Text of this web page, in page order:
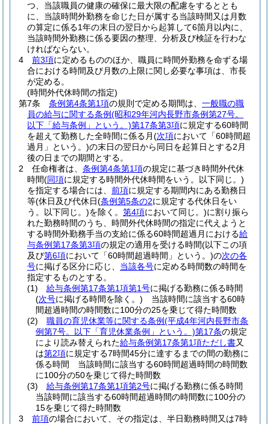
つ、当該職員の健康の確保に最大限の配慮をするととも
に、当該時間外勤務を命じた日が属する当該時間又は月数
の算定に係る1年の末日の翌日から起算して6箇月以内に、
当該時間外勤務に係る要因の整理、分析及び検証を行わな
ければならない。
4
前3項に定めるもののほか、職員に時間外勤務を命ずる場
合における時間及び月数の上限に関し必要な事項は、市長
が定める。
(時間外代休時間の指定)
第7条
条例第4条第1項の規則で定める期間は、 一般職の職
員の給与に関する条例(昭和29年河内長野市条例第27号。
以下「給与条例」という。)第17条第3項に規定する60時間
を超えて勤務した全時間に係る月(次項において「60時間超
過月」という。)の末日の翌日から同日を起算日とする2月
後の日までの期間とする。
2
任命権者は、 条例第4条第1項の規定に基づき時間外代休
時間(同項に規定する時間外代休時間をいう。以下同じ。)
を指定する場合には、 前項に規定する期間内にある勤務日
等(休日及び代休日(条例第5条の2に規定する代休日をい
う。以下同じ。)を除く。 第4項において同じ。)に割り振ら
れた勤務時間のうち、時間外代休時間の指定に代えようと
する時間外勤務手当の支給に係る60時間超過月における給
与条例第17条第3項の規定の適用を受ける時間(以下この項
及び第6項において「60時間超過時間」という。)の次の各
号に掲げる区分に応じ、 当該各号に定める時間数の時間を
指定するものとする。
(1)
給与条例第17条第1項第1号に掲げる勤務に係る時間
(次号に掲げる時間を除く。) 当該時間に該当する60時
間超過時間の時間数に100分の25を乗じて得た時間数
(2)
職員の育児休業等に関する条例(平成4年河内長野市条
例第7号。以下「育児休業条例」という。)第17条の規定
により読み替えられた給与条例第17条第1項ただし書又
は第2項に規定する7時間45分に達するまでの間の勤務に
係る時間 当該時間に該当する60時間超過時間の時間数
に100分の50を乗じて得た時間数
(3)
給与条例第17条第1項第2号に掲げる勤務に係る時間
当該時間に該当する60時間超過時間の時間数に100分の
15を乗じて得た時間数
3
前項の場合において、その指定は、半日勤務時間又は7時